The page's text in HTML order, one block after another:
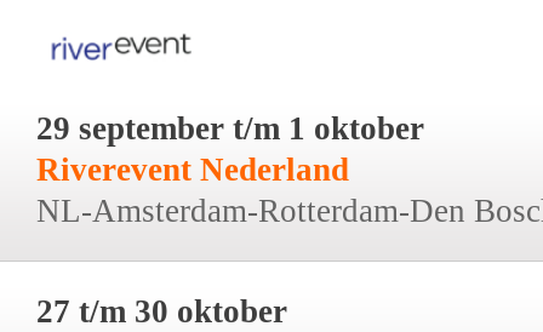
29 september t/m 1 oktober
Riverevent Nederland
NL-Amsterdam-Rotterdam-Den
27 t/m 30 oktober